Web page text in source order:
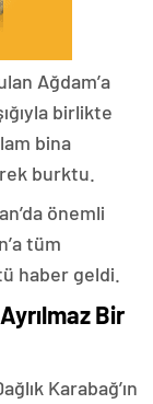
Ağdam’a
birlikte
bina
burktu.
önemli
tüm
haber geldi.
Bir
Karabağ’ın